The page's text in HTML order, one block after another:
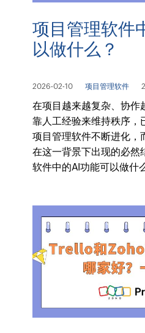
项目管理软件
以做什么？
2026-02-10 项目管理软件
在项目越来越复杂、协作
靠人工经验来维持秩序，
项目管理软件不断进化，
在这一背景下出现的必然
软件中的AI功能可以做什